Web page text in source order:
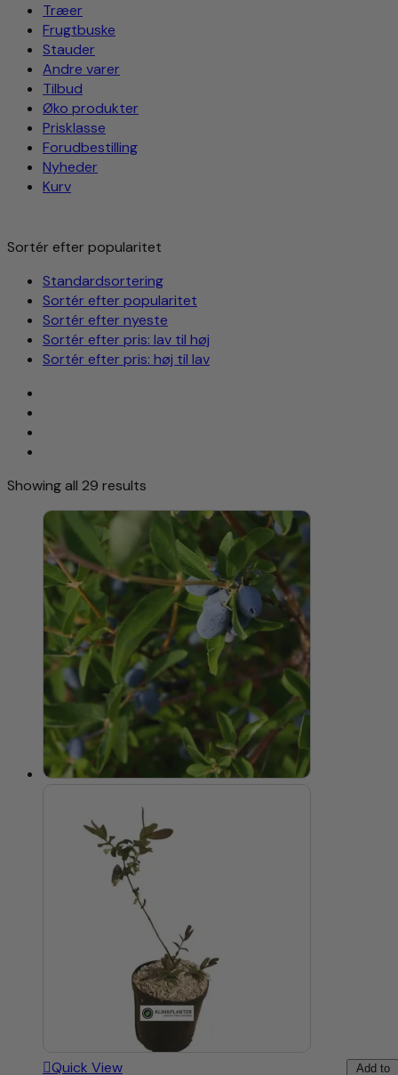
Træer
Frugtbuske
Stauder
Andre varer
Tilbud
Øko produkter
Prisklasse
Forudbestilling
Nyheder
Kurv
Sortér efter popularitet
Standardsortering
Sortér efter popularitet
Sortér efter nyeste
Sortér efter pris: lav til høj
Sortér efter pris: høj til lav
Showing all 29 results
Add to
Quick View